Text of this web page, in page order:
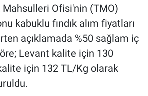
Mahsulleri Ofisi'nin (TMO)
kabuklu fındık alım fiyatları
açıklamada %50 sağlam iç
Levant kalite için 130
için 132 TL/Kg olarak